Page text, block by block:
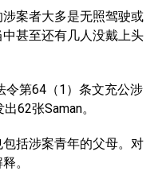
案者大多是无照驾驶或
甚至还有几人没戴上头
令第64（1）条文充公涉
62张Saman。
括涉案青年的父母。对
。